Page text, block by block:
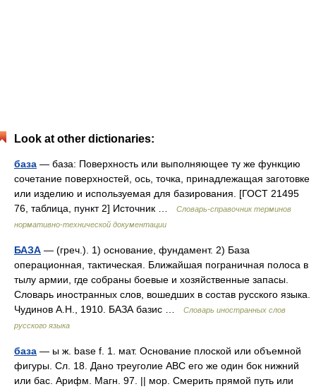
Look at other dictionaries:
база — база: Поверхность или выполняющее ту же функцию
сочетание поверхностей, ось, точка, принадлежащая заготовке
или изделию и используемая для базирования. [ГОСТ 21495
76, таблица, пункт 2] Источник …
Словарь-справочник терминов
нормативно-технической документации
БАЗА — (греч.). 1) основание, фундамент. 2) База
операционная, тактическая. Ближайшая пограничная полоса в
тылу армии, где собраны боевые и хозяйственные запасы.
Словарь иностранных слов, вошедших в состав русского языка.
Чудинов А.Н., 1910. БАЗА базис …
Словарь иностранных слов
русского языка
база — ы ж. base f. 1. мат. Основание плоской или объемной
фигуры. Сл. 18. Дано треуголие ABC его же один бок нижний
или бас. Арифм. Магн. 97. || мор. Смерить прямой путь или